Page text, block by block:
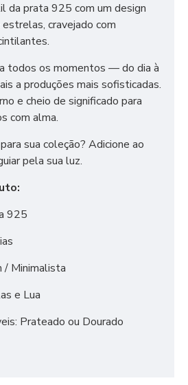
da prata 925 com um design
cravejado com
todos os momentos — do dia à
a produções mais sofisticadas.
e cheio de significado para
com alma.
sua coleção? Adicione ao
pela sua luz.
925
/ Minimalista
e Lua
Prateado ou Dourado